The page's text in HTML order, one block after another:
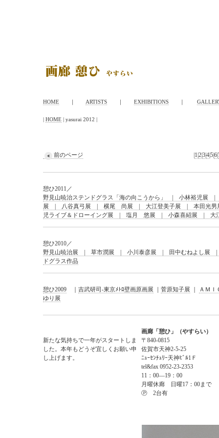
HOME｜ ARTISTS｜ EXHIBITIONS｜
| HOME| yasurai 2012 |
前のページ 1 2|3|4|5|6|
憩ひ2011／
野見山暁治ステンドグラス「海の向こうから」 | 小林裕
展 | 八谷真弓展 | 横尾 尚展 | 大江登美子展 | 本田
児ライブ＆ドローイング展 | 塩月 悠展 | 小森喜紹展 | 大
憩ひ2010／
野見山暁治展 | 草市潤展 | 小川泰彦展 | 田中むねよし展 |
ドグラス作品
憩ひ2009｜ 吉武研司-東京ﾒﾄﾛ壁画原画展 菅原知子展
ＡＭＩ
ゆり展
新たな気持ちで一年がスタートしま
した。本年もどうぞ宜しくお願い申
し上げます。
画廊「憩ひ」（やすらい）
〒840-0815
佐賀市天神2-5-25
ﾆｭｰｾﾝﾁｭﾘｰ天神ﾋﾞﾙ1Ｆ
tel&fax 0952-23-2353
11：00―19：00
月曜休廊 日曜17：00まで
Ⓟ 2台有